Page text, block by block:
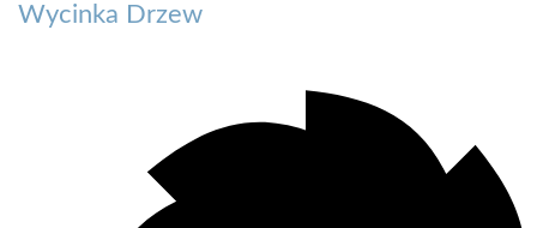
Wycinka Drzew